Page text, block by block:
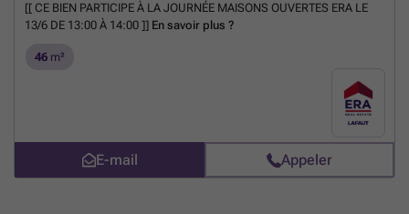
[[ CE BIEN PARTICIPE À LA JOURNÉE MAISONS OUVERTES ERA LE
13/6 DE 13:00 À 14:00 ]] En savoir plus ?
46 m²
E-mail Appeler